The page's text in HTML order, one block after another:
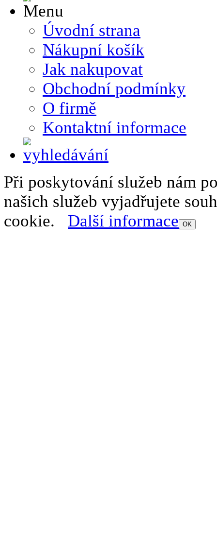
Úvodní strana
Nákupní košík
Jak nakupovat
Obchodní podmínky
O firmě
Kontaktní informace
Při poskytování služeb nám
našich služeb vyjadřujete
cookie. Další informace